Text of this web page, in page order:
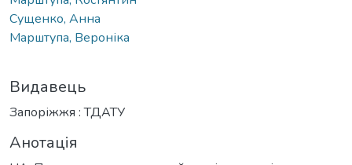
Сущенко, Анна
Марштупа, Вероніка
Видавець
Запоріжжя : ТДАТУ
Анотація